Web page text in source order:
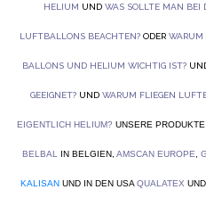
HELIUM UND WAS SOLLTE MAN BEI
LUFTBALLONS BEACHTEN? ODER WARUM
BALLONS UND HELIUM WICHTIG IST?
GEEIGNET?UND WARUM FLIEGEN
EIGENTLICH HELIUM? UNSERE
BELBAL IN BELGIEN, AMSCAN EUROPE
KALISAN UND IN DEN USA QUALATEX